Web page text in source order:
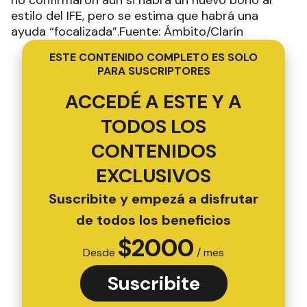
estilo del IFE, pero se estima que habrá una
ayuda “focalizada”.Fuente: Ámbito/Clarín
ESTE CONTENIDO COMPLETO ES SOLO
PARA SUSCRIPTORES
ACCEDÉ A ESTE Y A
TODOS LOS
CONTENIDOS
EXCLUSIVOS
Suscribite y empezá a disfrutar
de todos los beneficios
Desde $2000 / mes
Suscribite